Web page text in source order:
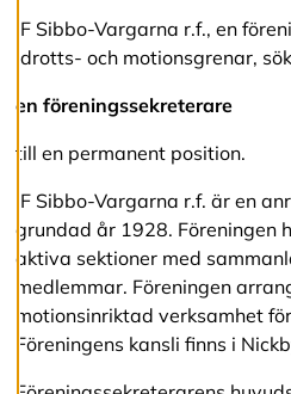
o
o
i
e
A
v
v
i
s
a
a
l
IF Sibbo-Vargarna r.f., en
idrotts- och motionsgrenar,
en föreningssekreterare
till en permanent position.
IF Sibbo-Vargarna r.f. är en
grundad år 1928. Föreningen
aktiva sektioner med
medlemmar. Föreningen
motionsinriktad verksamhet
Föreningens kansli finns i